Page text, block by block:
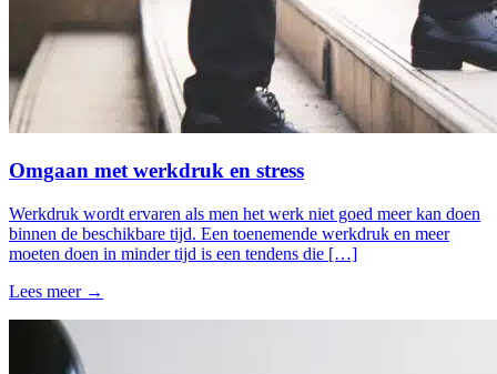
Omgaan met werkdruk en stress
Werkdruk wordt ervaren als men het werk niet goed meer kan doen
binnen de beschikbare tijd. Een toenemende werkdruk en meer
moeten doen in minder tijd is een tendens die […]
Lees meer →